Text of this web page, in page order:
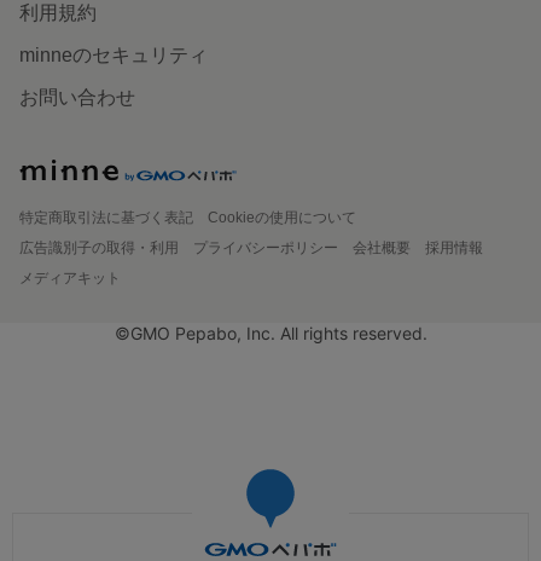
利用規約
minneのセキュリティ
お問い合わせ
特定商取引法に基づく表記
Cookieの使用について
広告識別子の取得・利用
プライバシーポリシー 会社概要
採用情報
メディアキット
©GMO Pepabo, Inc. All rights reserved.